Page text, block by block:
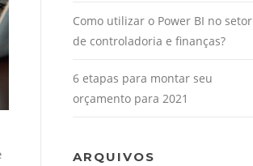
Como utilizar o Power BI no setor
de controladoria e finanças?
6 etapas para montar seu
orçamento para 2021
ARQUIVOS